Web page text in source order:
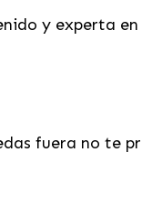
y experta
fuera no te